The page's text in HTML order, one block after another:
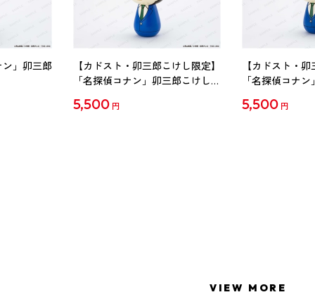
」卯三郎
【カドスト・卯三郎こけし限定】
「名探偵コナン」卯三郎こけし
5,500 円
【カドスト・
「名探偵コナ
5,500 円
VIEW MORE